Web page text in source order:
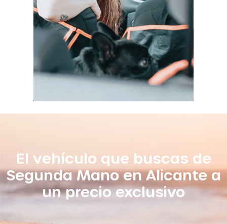
El vehículo que buscas de
Segunda Mano en Alicante a
un precio exclusivo